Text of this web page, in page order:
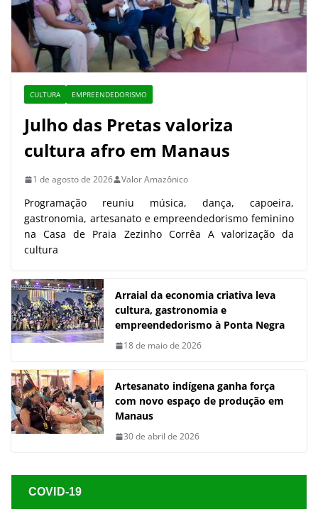
CULTURA EMPREENDEDORISMO
Julho das Pretas valoriza
cultura afro em Manaus
1 de agosto de 2026 Valor Amazônico
Programação reuniu música, dança, capoeira,
gastronomia, artesanato e empreendedorismo feminino
na Casa de Praia Zezinho Corrêa A valorização da
cultura
Arraial da economia criativa leva
cultura, gastronomia e
empreendedorismo à Ponta Negra
18 de maio de 2026
Artesanato indígena ganha força
com novo espaço de produção em
Manaus
30 de abril de 2026
COVID-19